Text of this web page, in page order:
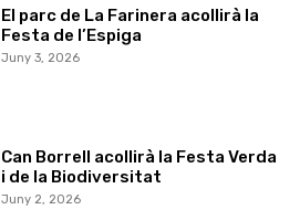
El parc de La Farinera acollirà la
Festa de l’Espiga
Juny 3, 2026
Can Borrell acollirà la Festa Verda
i de la Biodiversitat
Juny 2, 2026